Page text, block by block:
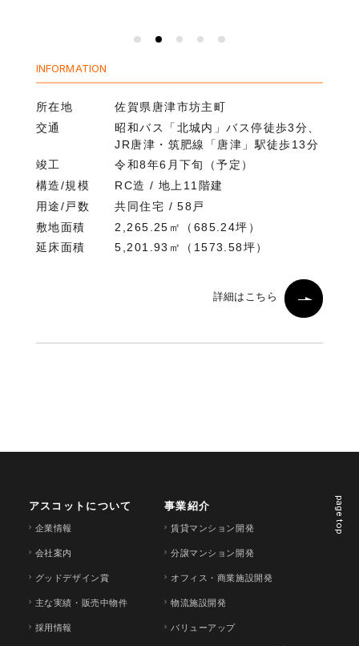
INFORMATION
所在地
佐賀県唐津市坊主町
交通
昭和バス「北城内」バス停徒歩3分、
JR唐津・筑肥線「唐津」駅徒歩13分
竣工
令和8年6月下旬（予定）
構造/規模
RC造 / 地上11階建
用途/戸数
共同住宅 / 58戸
敷地面積
2,265.25㎡（685.24坪）
延床面積
5,201.93㎡（1573.58坪）
詳細はこちら
page top
アスコットについて
企業情報
会社案内
グッドデザイン賞
主な実績・販売中物件
採用情報
事業紹介
賃貸マンション開発
分譲マンション開発
オフィス・商業施設開発
物流施設開発
バリューアップ